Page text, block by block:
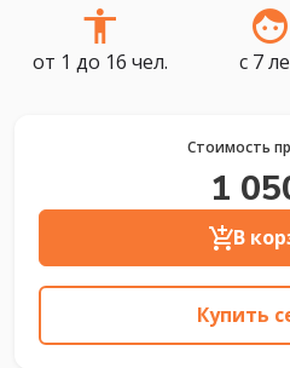
от 1 до 16 чел. с 7
Стоимость
1
В
Купить